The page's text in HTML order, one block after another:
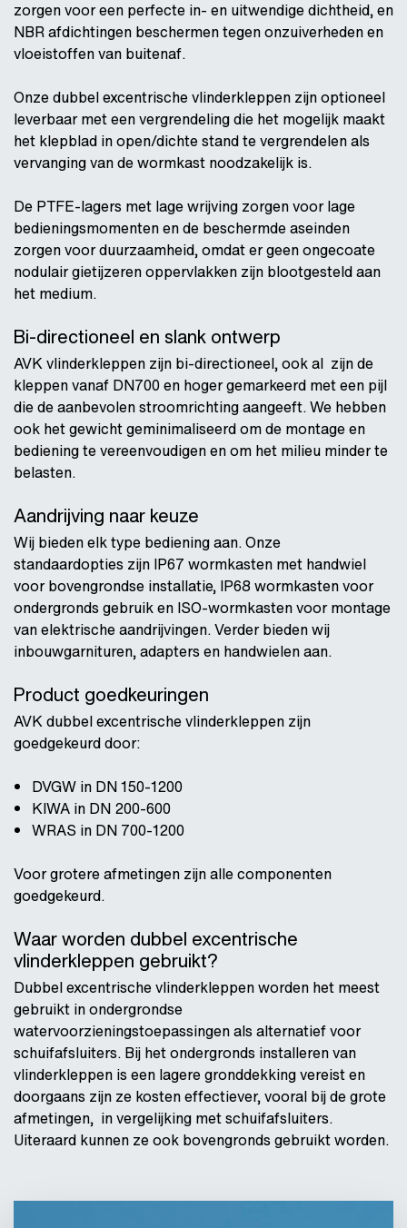
zorgen voor een perfecte in- en uitwendige dichtheid, en
NBR afdichtingen beschermen tegen onzuiverheden en
vloeistoffen van buitenaf.
Onze dubbel excentrische vlinderkleppen zijn optioneel
leverbaar met een vergrendeling die het mogelijk maakt
het klepblad in open/dichte stand te vergrendelen als
vervanging van de wormkast noodzakelijk is.
De PTFE-lagers met lage wrijving zorgen voor lage
bedieningsmomenten en de beschermde aseinden
zorgen voor duurzaamheid, omdat er geen ongecoate
nodulair gietijzeren oppervlakken zijn blootgesteld aan
het medium.
Bi-directioneel en slank ontwerp
AVK vlinderkleppen zijn bi-directioneel, ook al zijn de
kleppen vanaf DN700 en hoger gemarkeerd met een pijl
die de aanbevolen stroomrichting aangeeft. We hebben
ook het gewicht geminimaliseerd om de montage en
bediening te vereenvoudigen en om het milieu minder te
belasten.
Aandrijving naar keuze
Wij bieden elk type bediening aan. Onze
standaardopties zijn IP67 wormkasten met handwiel
voor bovengrondse installatie, IP68 wormkasten voor
ondergronds gebruik en ISO-wormkasten voor montage
van elektrische aandrijvingen. Verder bieden wij
inbouwgarnituren, adapters en handwielen aan.
Product goedkeuringen
AVK dubbel excentrische vlinderkleppen zijn
goedgekeurd door:
DVGW in DN 150-1200
KIWA in DN 200-600
WRAS in DN 700-1200
Voor grotere afmetingen zijn alle componenten
goedgekeurd.
Waar worden dubbel excentrische
vlinderkleppen gebruikt?
Dubbel excentrische vlinderkleppen worden het meest
gebruikt in ondergrondse
watervoorzieningstoepassingen als alternatief voor
schuifafsluiters. Bij het ondergronds installeren van
vlinderkleppen is een lagere gronddekking vereist en
doorgaans zijn ze kosten effectiever, vooral bij de grote
afmetingen, in vergelijking met schuifafsluiters.
Uiteraard kunnen ze ook bovengronds gebruikt worden.